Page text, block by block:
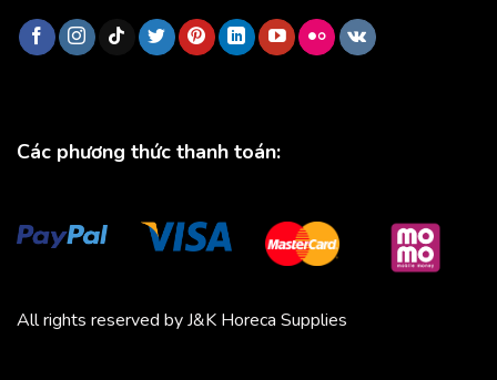
Các phương thức thanh toán:
All rights reserved by J&K Horeca Supplies